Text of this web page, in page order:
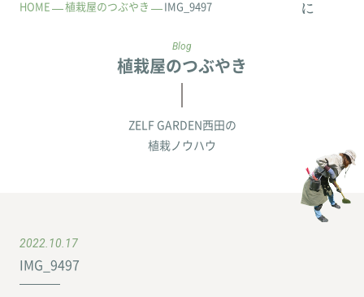
HOME 植栽屋のつぶやき IMG_9497
Blog
植栽屋のつぶやき
ZELF GARDEN西田の
植栽ノウハウ
2022.10.17
IMG_9497